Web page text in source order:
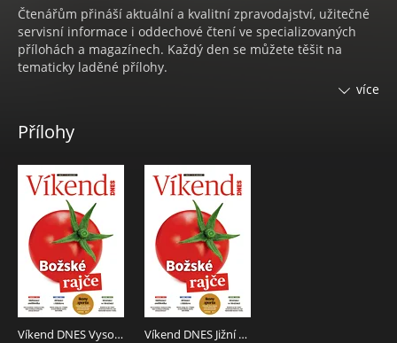
Čtenářům přináší aktuální a kvalitní zpravodajství, užitečné
servisní informace i oddechové čtení ve specializovaných
přílohách a magazínech. Každý den se můžete těšit na
tematicky laděné přílohy.
• Pondělí s nejčtenějším ženským časopisem
spotřebitelskými
TESTY KVALITY
• Středa s inspirací pro váš domov a zahradu v
• Čtvrtek s televizním programemMagazín DNES+TV
• Pátek se mohou čtenáři těšit na časopis
• Sobota se spoustou zajímavého čtení na volné dny ve
Víkend DNES a v Orientaci Lidových novin.
V RÁMCI NÁKUPU MÁTE K DISPOZICI 2 LIBOVOLNÁ
REGIONÁLNÍ VYDÁNÍ TOHOTO TITULU.
více
Přílohy
Víkend DNES Vysočina - 9.8.2025 Víkend DNES Jižní Čechy - 9.8.2025